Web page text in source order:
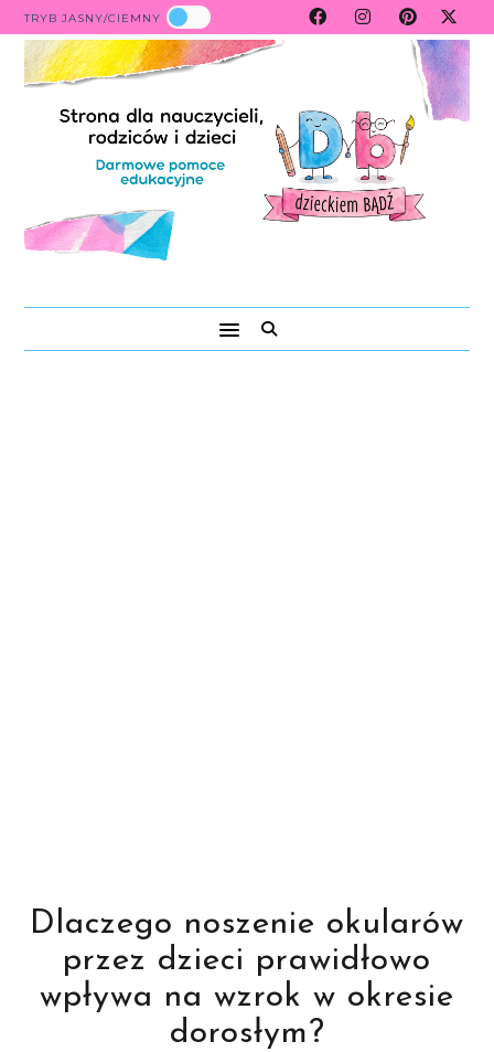
TRYB JASNY/CIEMNY
Dlaczego noszenie okularów
przez dzieci prawidłowo
wpływa na wzrok w okresie
dorosłym?